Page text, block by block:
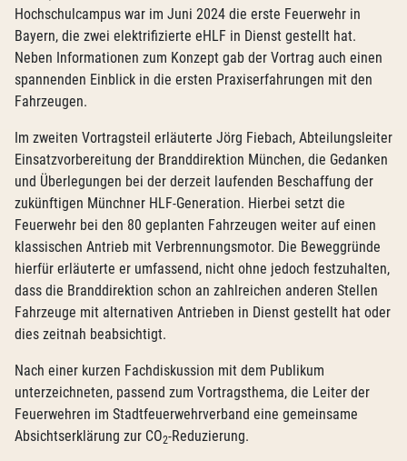
Hochschulcampus war im Juni 2024 die erste Feuerwehr in
Bayern, die zwei elektrifizierte eHLF in Dienst gestellt hat.
Neben Informationen zum Konzept gab der Vortrag auch einen
spannenden Einblick in die ersten Praxiserfahrungen mit den
Fahrzeugen.
Im zweiten Vortragsteil erläuterte Jörg Fiebach, Abteilungsleiter
Einsatzvorbereitung der Branddirektion München, die Gedanken
und Überlegungen bei der derzeit laufenden Beschaffung der
zukünftigen Münchner HLF-Generation. Hierbei setzt die
Feuerwehr bei den 80 geplanten Fahrzeugen weiter auf einen
klassischen Antrieb mit Verbrennungsmotor. Die Beweggründe
hierfür erläuterte er umfassend, nicht ohne jedoch festzuhalten,
dass die Branddirektion schon an zahlreichen anderen Stellen
Fahrzeuge mit alternativen Antrieben in Dienst gestellt hat oder
dies zeitnah beabsichtigt.
Nach einer kurzen Fachdiskussion mit dem Publikum
unterzeichneten, passend zum Vortragsthema, die Leiter der
Feuerwehren im Stadtfeuerwehrverband eine gemeinsame
Absichtserklärung zur CO2-Reduzierung.